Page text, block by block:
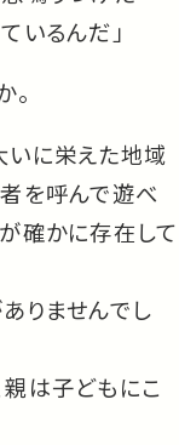
いるんだ」
。
いに栄えた地域
を呼んで遊べ
確かに存在して
りませんでし
は子どもにこ